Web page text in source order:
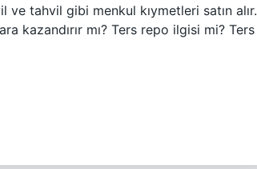
tahvil gibi menkul kıymetleri satın alır.
kazandırır mı? Ters repo ilgisi mi? Ters